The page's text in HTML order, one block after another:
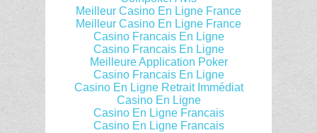
Meilleur Casino En Ligne France
Meilleur Casino En Ligne France
Casino Francais En Ligne
Casino Francais En Ligne
Meilleure Application Poker
Casino Francais En Ligne
Casino En Ligne Retrait Immédiat
Casino En Ligne
Casino En Ligne Francais
Casino En Ligne Francais